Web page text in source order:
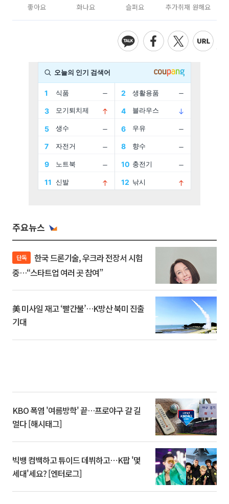
좋아요 화나요 슬퍼요 추가취재 원해요
주요뉴스
단독
중…“스타트업 여러 곳 참여”
美 미사일 재고 ‘빨간불’…K방산 북미 진출
기대
KBO 폭염 '여름방학' 끝…프로야구 갈 길
멀다 [해시태그]
빅뱅 컴백하고 튜이드 데뷔하고⋯K팝 '몇
세대'세요? [엔터로그]